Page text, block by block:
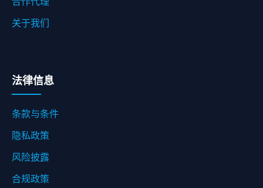
关于我们
法律信息
条款与条件
隐私政策
风险披露
合规政策